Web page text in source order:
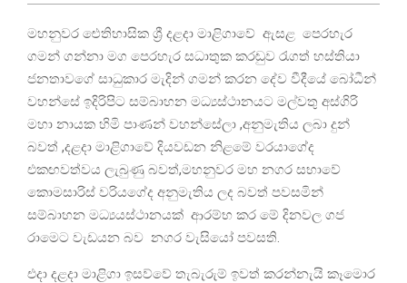
මහනුවර ඓතිහාසික ශ්‍රී දළදා මාළිගාවේ ඇසළ පෙරහැර
ගමන් ගන්නා මග පෙරහැර සධාතුක කරඬුව රැගත් හස්තියා
ජනතාවගේ සාධුකාර මැදින් ගමන් කරන දේව වීදීයේ බෝධීන්
වහන්සේ ඉදිරිපිට සම්බාහන මධ්‍යස්ථානයට මල්වතු අස්ගිරි
මහා නායක හිමි පාණන් වහන්සේලා ,අනුමැතිය ලබා දුන්
බවත් ,දළදා මාළිගාවේ දියවඩන නිළමේ වරයාගේද
එකඟවත්වය ලැබුණු බවත්,මහනුවර මහ නගර සභාවේ
කොමසාරිස් වරියගේද අනුමැතිය ලද බවත් පවසමින්
සම්බාහන මධ්‍යයස්ථානයක් ආරම්භ කර මේ දිනවල ගජ
රාමෙට වැඩයන බව නගර වැසියෝ පවසති.
එදා දළදා මාළිගා ඉසව්වේ තැබැරුම් ඉවත් කරන්නැයි කෑමොර